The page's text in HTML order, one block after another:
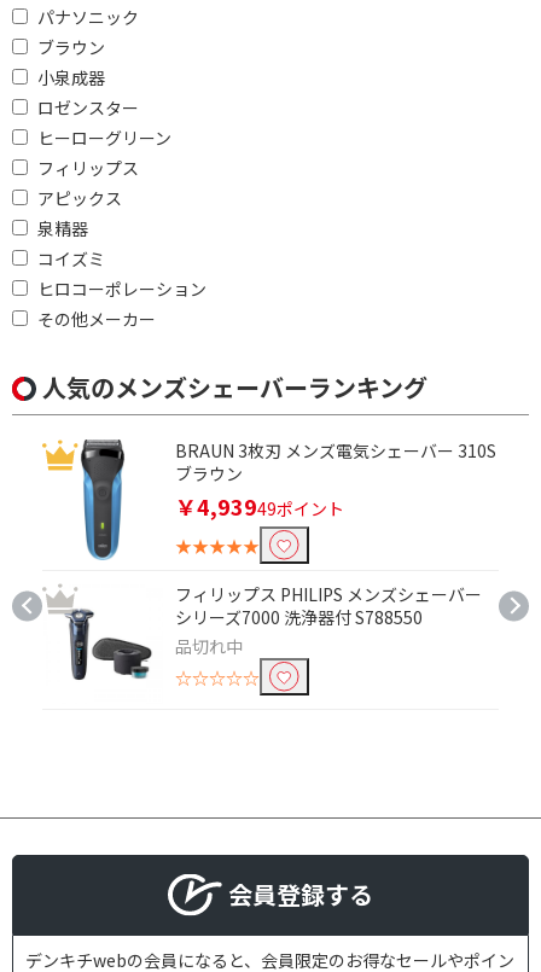
パナソニック
ブラウン
小泉成器
ロゼンスター
ヒーローグリーン
フィリップス
アピックス
泉精器
コイズミ
ヒロコーポレーション
その他メーカー
人気のメンズシェーバーランキング
BRAUN 3枚刃 メンズ電気シェーバー 310S
ブラウン
￥4,93949ポイント
★★★★★
フィリップス PHILIPS メンズシェーバー
シリーズ7000 洗浄器付 S788550
品切れ中
☆☆☆☆☆
会員登録する
デンキチwebの会員になると、会員限定のお得なセールやポイン